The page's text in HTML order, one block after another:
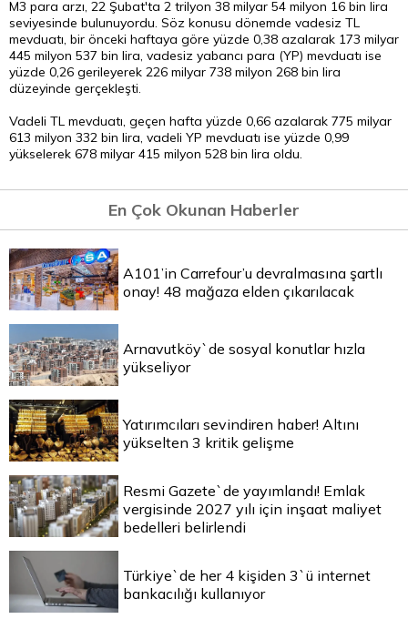
M3 para arzı, 22 Şubat'ta 2 trilyon 38 milyar 54 milyon 16 bin lira
seviyesinde bulunuyordu. Söz konusu dönemde vadesiz TL
mevduatı, bir önceki haftaya göre yüzde 0,38 azalarak 173 milyar
445 milyon 537 bin lira, vadesiz yabancı para (YP) mevduatı ise
yüzde 0,26 gerileyerek 226 milyar 738 milyon 268 bin lira
düzeyinde gerçekleşti.
Vadeli TL mevduatı, geçen hafta yüzde 0,66 azalarak 775 milyar
613 milyon 332 bin lira, vadeli YP mevduatı ise yüzde 0,99
yükselerek 678 milyar 415 milyon 528 bin lira oldu.
En Çok Okunan Haberler
A101’in Carrefour’u devralmasına şartlı
onay! 48 mağaza elden çıkarılacak
Arnavutköy`de sosyal konutlar hızla
yükseliyor
Yatırımcıları sevindiren haber! Altını
yükselten 3 kritik gelişme
Resmi Gazete`de yayımlandı! Emlak
vergisinde 2027 yılı için inşaat maliyet
bedelleri belirlendi
Türkiye`de her 4 kişiden 3`ü internet
bankacılığı kullanıyor